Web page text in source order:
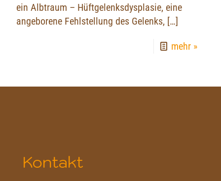
ein Albtraum – Hüftgelenksdysplasie, eine
angeborene Fehlstellung des Gelenks, […]
mehr »
Kontakt